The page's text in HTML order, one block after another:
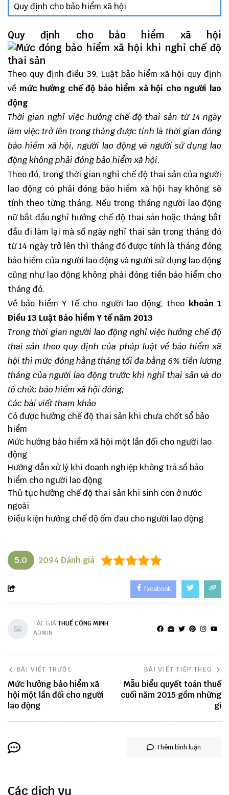
Quy định cho bảo hiểm xã hội
Quy định cho bảo hiểm xã hội
Theo quy định điều 39, Luật bảo hiểm xã hội quy định
về mức hưởng chế độ bảo hiểm xã hội cho người lao
động
Thời gian nghỉ việc hưởng chế độ thai sản từ 14 ngày
làm việc trở lên trong tháng được tính là thời gian đóng
bảo hiểm xã hội, người lao động và người sử dụng lao
động không phải đóng bảo hiểm xã hội.
Theo đó, trong thời gian nghỉ chế độ thai sản của người
lao động có phải đóng bảo hiểm xã hội hay không sẽ
tính theo từng tháng. Nếu trong tháng người lao động
nữ bắt đầu nghỉ hưởng chế độ thai sản hoặc tháng bắt
đầu đi làm lại mà số ngày nghỉ thai sản trong tháng đó
từ 14 ngày trở lên thì tháng đó được tính là tháng đóng
bảo hiểm của người lao động và người sử dụng lao động
cũng như lao động không phải đóng tiền bảo hiểm cho
tháng đó.
Về bảo hiểm Y Tế cho người lao động, theo khoản 1
Điều 13 Luật Bảo hiểm Y tế năm 2013
Trong thời gian người lao động nghỉ việc hưởng chế độ
thai sản theo quy định của pháp luật về bảo hiểm xã
hội thì mức đóng hằng tháng tối đa bằng 6% tiền lương
tháng của người lao động trước khi nghỉ thai sản và do
tổ chức bảo hiểm xã hội đóng;
Các bài viết tham khảo
Có được hưởng chế độ thai sản khi chưa chốt sổ bảo
hiểm
Mức hưởng bảo hiểm xã hội một lần đối cho người lao
động
Hướng dẫn xử lý khi doanh nghiệp không trả sổ bảo
hiểm cho người lao động
Thủ tục hưởng chế độ thai sản khi sinh con ở nước
ngoài
Điều kiện hưởng chế độ ốm đau cho người lao động
5.0 2094 Đánh giá
facebook
TÁC GIẢTHUẾ CÔNG MINH
ADMIN
BÀI VIẾT TRƯỚC
Mức hưởng bảo hiểm xã
hội một lần đối cho người
lao động
BÀI VIẾT TIẾP THEO
Mẫu biểu quyết toán thuế
cuối năm 2015 gồm những
gì
Thêm bình luận
Các dịch vụ